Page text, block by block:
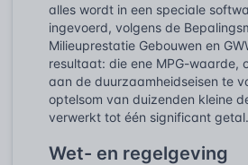
alles wordt in een speciale
ingevoerd, volgens de
Milieuprestatie Gebouwen en
resultaat: die ene MPG-waarde,
aan de duurzaamheidseisen te
optelsom van duizenden kleine
verwerkt tot één significant
Wet- en regelgeving